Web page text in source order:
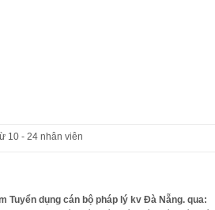
10 - 24 nhân viên
Tuyển dụng cán bộ pháp lý kv Đà Nẵng. qua: